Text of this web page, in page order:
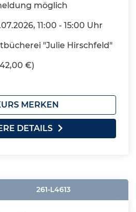
möglich
11:00 - 15:00 Uhr
"Julie Hirschfeld"
€)
MERKEN
DETAILS
261-L4613